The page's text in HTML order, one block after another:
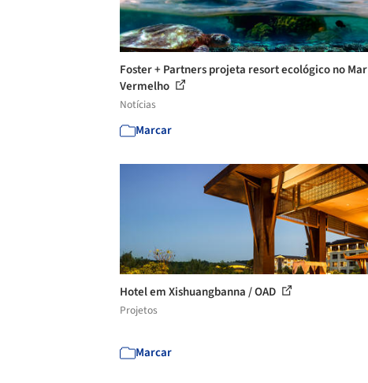
Foster + Partners projeta resort ecológico no Mar
Vermelho
Notícias
Marcar
Hotel em Xishuangbanna / OAD
Projetos
Marcar